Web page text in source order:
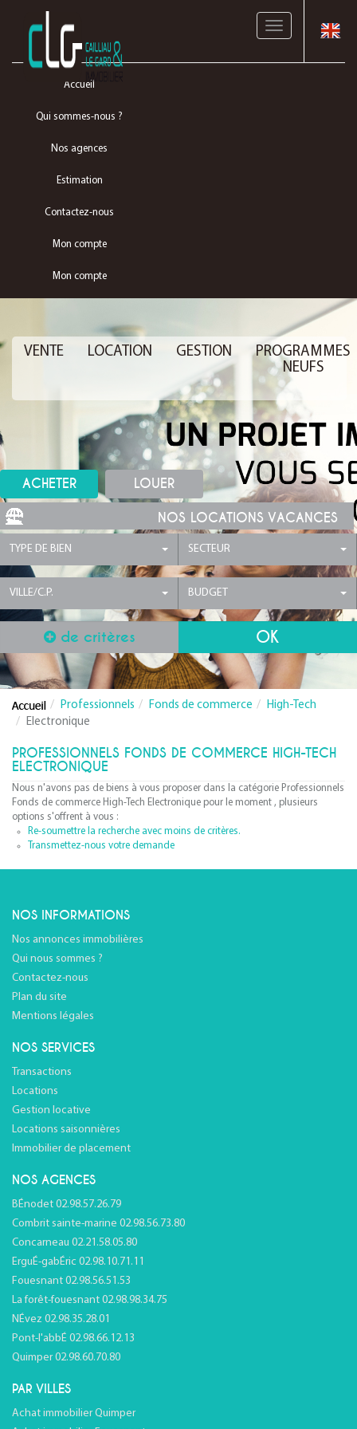
Toggle
Accueil
Qui sommes-nous ?
Nos agences
Estimation
Contactez-nous
Mon compte
Mon compte
VENTE LOCATION GESTION
PROGRAMMES
NEUFS
ACHETER LOUER
NOS LOCATIONS VACANCES
TYPE DE BIEN SECTEUR
VILLE/C.P. BUDGET
de critères
Professionnels Fonds de commerce
High-Tech
Electronique
PROFESSIONNELS FONDS DE COMMERCE HIGH-TECH
ELECTRONIQUE
Nous n'avons pas de biens à vous proposer dans la catégorie Professionnels
Fonds de commerce High-Tech Electronique pour le moment , plusieurs
options s'offrent à vous :
Re-soumettre la recherche avec moins de critères.
Transmettez-nous votre demande
NOS INFORMATIONS
Nos annonces immobilières
Qui nous sommes ?
Contactez-nous
Plan du site
Mentions légales
NOS SERVICES
Transactions
Locations
Gestion locative
Locations saisonnières
Immobilier de placement
NOS AGENCES
BÉnodet 02.98.57.26.79
Combrit sainte-marine 02.98.56.73.80
Concarneau 02.21.58.05.80
ErguÉ-gabÉric 02.98.10.71.11
Fouesnant 02.98.56.51.53
La forêt-fouesnant 02.98.98.34.75
NÉvez 02.98.35.28.01
Pont-l'abbÉ 02.98.66.12.13
Quimper 02.98.60.70.80
PAR VILLES
Achat immobilier Quimper